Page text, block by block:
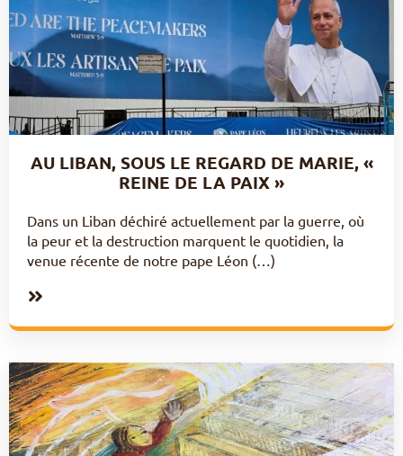
AU LIBAN, SOUS LE REGARD DE MARIE, «
REINE DE LA PAIX »
Dans un Liban déchiré actuellement par la guerre, où
la peur et la destruction marquent le quotidien, la
venue récente de notre pape Léon (…)